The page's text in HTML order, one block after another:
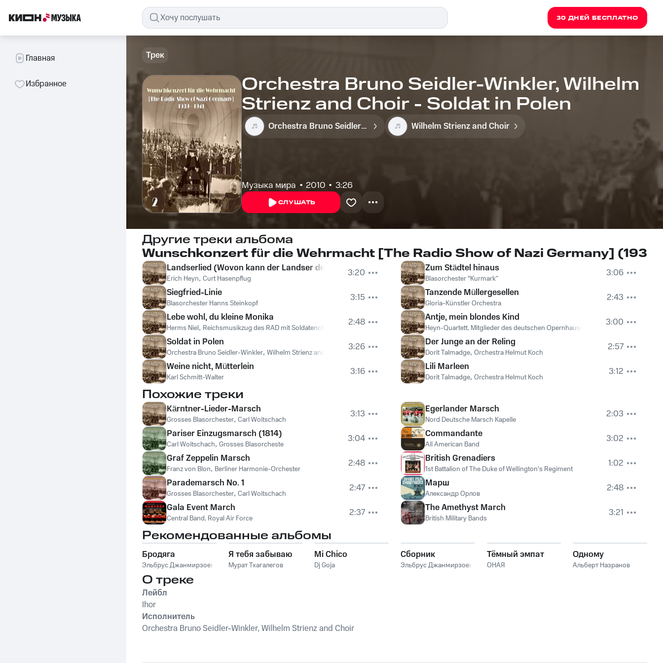
30 ДНЕЙ БЕСПЛАТНО
Главная
Избранное
Трек
Orchestra Bruno Seidler-Winkler, Wilhelm
Strienz and Choir - Soldat in Polen
Orchestra Bruno Seidler-Winkler Wilhelm Strienz and Choir
Музыка мира 2010 3:26
СЛУШАТЬ
Другие треки альбома
Wunschkonzert für die Wehrmacht [The Radio Show of Nazi
Landserlied (Wovon kann der Landser denn schon träumen)
Erich Heyn, Curt Hasenpflug
3:20
Siegfried-Linie
Blasorchester Hanns Steinkopf
3:15
Lebe wohl, du kleine Monika
Herms Niel, Reichsmusikzug des RAD mit Soldatenchor
2:48
Soldat in Polen
Orchestra Bruno Seidler-Winkler, Wilhelm Strienz and Choir
3:26
Weine nicht, Mütterlein
Karl Schmitt-Walter 3:16
Zum Städtel hinaus
Blasorchester "Kurmark“
3:06
Tanzende Müllergesellen
Gloria-Künstler Orchestra
2:43
Antje, mein blondes Kind
Heyn-Quartett, Mitglieder des deutschen Opernhauses of Berlin3:00
Der Junge an der Reling
Dorit Talmadge, Orchestra Helmut Koch
2:57
Lili Marleen
Dorit Talmadge, Orchestra Helmut Koch 3:12
Похожие треки
Kärntner-Lieder-Marsch
Grosses Blasorchester, Carl Woitschach
3:13
Pariser Einzugsmarsch (1814)
Carl Woitschach, Grosses Blasorcheste
3:04
Graf Zeppelin Marsch
Franz von Blon, Berliner Harmonie-Orchester
2:48
Parademarsch No. 1
Grosses Blasorchester, Carl Woitschach
2:47
Gala Event March
Central Band, Royal Air Force 2:37
Egerlander Marsch
Nord Deutsche Marsch Kapelle
2:03
Commandante
All American Band
3:02
British Grenadiers
1st Battalion of The Duke of Wellington's Regiment
1:02
Марш
Александр Орлов
2:48
The Amethyst March
British Military Bands 3:21
Рекомендованные альбомы
Бродяга
Эльбрус Джанмирзоев
Я тебя забываю
Мурат Тхагалегов
Mi Chico
Dj Goja
Сборник
Эльбрус Джанмирзоев
Тёмный эмпат
ОНАЯ
Одному
Альберт Назранов
О треке
Лейбл
Ihor
Исполнитель
Orchestra Bruno Seidler-Winkler, Wilhelm Strienz and Choir